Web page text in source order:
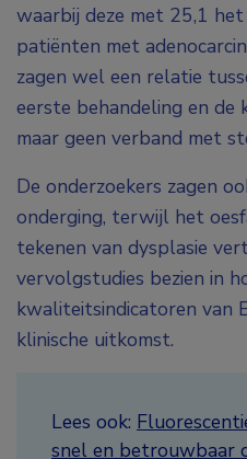
waarbij deze met 25,1
patiënten met
zagen wel een relatie
eerste behandeling en de
maar geen verband met
De onderzoekers zagen
onderging, terwijl het
tekenen van dysplasie
vervolgstudies bezien in
kwaliteitsindicatoren van
klinische uitkomst.
Lees ook:
snel en betrouwbaar